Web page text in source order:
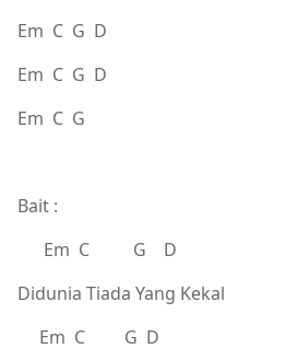
Em C G D
Em C G D
Em C G
Bait :
Em C G D
Didunia Tiada Yang Kekal
Em C G D